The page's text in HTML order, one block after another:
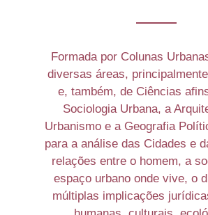
Formada por Colunas
diversas áreas,
e, também, de Ciências
Sociologia Urbana, a
Urbanismo e a Geografia
para a análise das Cidades e
relações entre o homem, a
espaço urbano onde vive, o
múltiplas implicações